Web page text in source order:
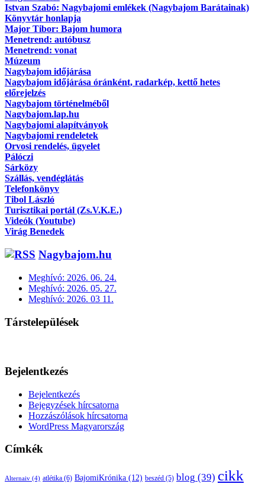
Istvan Szabó: Nagybajomi emlékek (Nagybajom Barátainak)
Könyvtár honlapja
Major Tibor: Bajom humora
Menetrend: autóbusz
Menetrend: vonat
Múzeum
Nagybajom időjárása
Nagybajom időjárása óránként, radarkép, kettő hetes
előrejelzés
Nagybajom történelméből
Nagybajom.lap.hu
Nagybajomi alapítványok
Nagybajomi rendeletek
Orvosi rendelés, ügyelet
Pálóczi
Sárközy
Szállás, vendéglátás
Telefonkönyv
Tibol László
Turisztikai portál (Zs.V.K.E.)
Videók (Youtube)
Virág Benedek
Nagybajom.hu
Meghívó: 2026. 06. 24.
Meghívó: 2026. 05. 27.
Meghívó: 2026. 03 11.
Társtelepülések
Bejelentkezés
Bejelentkezés
Bejegyzések hírcsatorna
Hozzászólások hírcsatorna
WordPress Magyarország
Címkék
Alternaiv (4) atlétika (6) BajomiKrónika (12) beszéd (5) blog (39) cikk